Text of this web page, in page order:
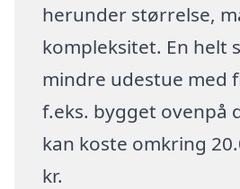
herunder størrelse,
kompleksitet. En helt
mindre udestue med
f.eks. bygget ovenpå
kan koste omkring
kr.